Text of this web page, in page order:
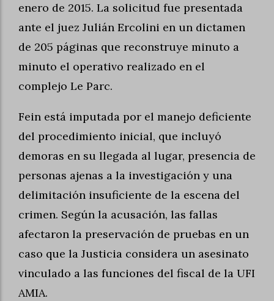
enero de 2015. La solicitud fue presentada
ante el juez Julián Ercolini en un dictamen
de 205 páginas que reconstruye minuto a
minuto el operativo realizado en el
complejo Le Parc.
Fein está imputada por el manejo deficiente
del procedimiento inicial, que incluyó
demoras en su llegada al lugar, presencia de
personas ajenas a la investigación y una
delimitación insuficiente de la escena del
crimen. Según la acusación, las fallas
afectaron la preservación de pruebas en un
caso que la Justicia considera un asesinato
vinculado a las funciones del fiscal de la UFI
AMIA.